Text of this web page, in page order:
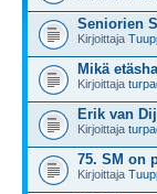
Seniorien
Kirjoittaja
Mikä
Kirjoittaja
Erik van
Kirjoittaja
75. SM on
Kirjoittaja